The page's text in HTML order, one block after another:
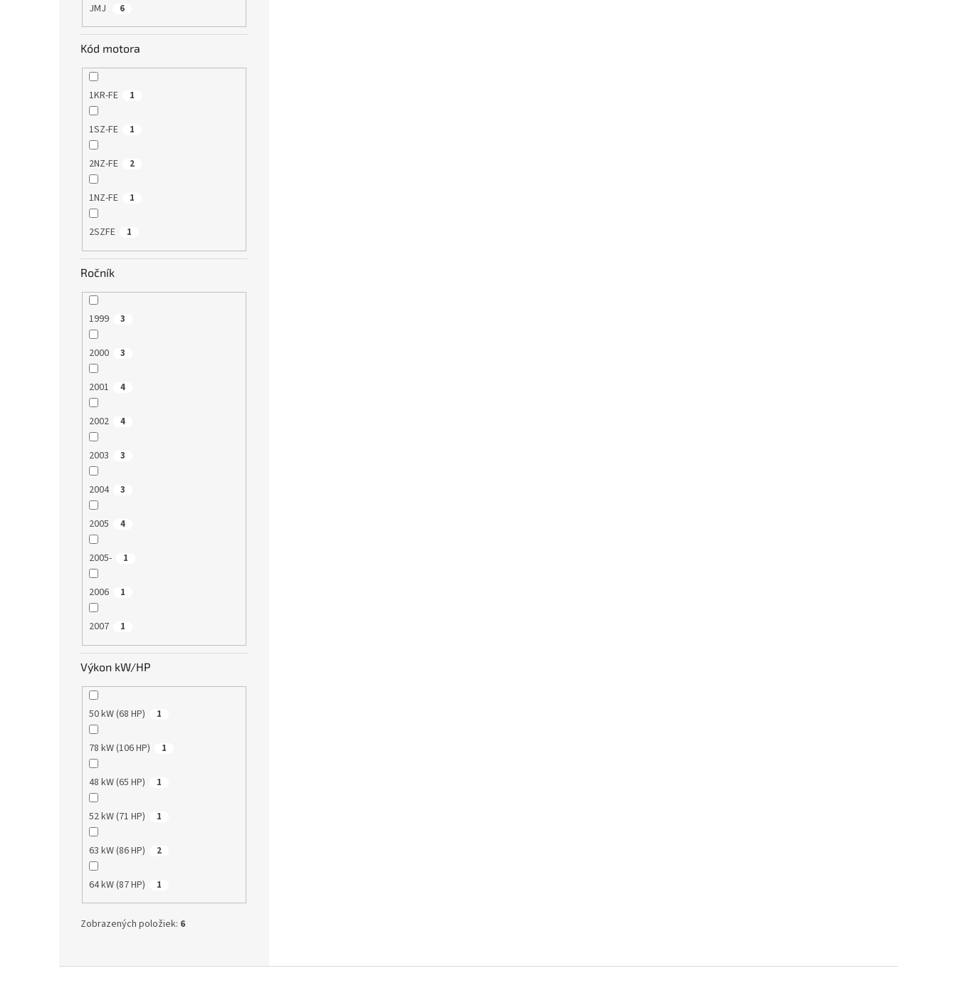
JMJ 6
Kód motora
1KR-FE 1
1SZ-FE 1
2NZ-FE 2
1NZ-FE 1
2SZFE 1
Ročník
1999 3
2000 3
2001 4
2002 4
2003 3
2004 3
2005 4
2005- 1
2006 1
2007 1
Výkon kW/HP
50 kW (68 HP) 1
78 kW (106 HP) 1
48 kW (65 HP) 1
52 kW (71 HP) 1
63 kW (86 HP) 2
64 kW (87 HP) 1
Zobrazených položiek: 6